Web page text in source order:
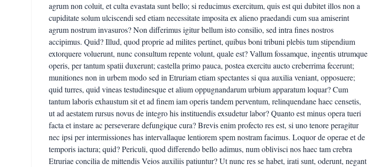
agrum non coluit, et culta evastata sunt bello; si reducimus exercitum, quis est qui dubitet illos non a
cupiditate solum ulciscendi sed etiam necessitate imposita ex alieno praedandi cum sua amiserint
agrum nostrum invasuros? Non differimus igitur bellum isto consilio, sed intra fines nostros
accipimus. Quid? Illud, quod proprie ad milites pertinet, quibus boni tribuni plebis tum stipendium
extorquere voluerunt, nunc consultum repente volunt, quale est? Vallum fossamque, ingentis utrumque
operis, per tantum spatii duxerunt; castella primo pauca, postea exercitu aucto creberrima fecerunt;
munitiones non in urbem modo sed in Etruriam etiam spectantes si qua auxilia veniant, opposuere;
quid turres, quid vineas testudinesque et alium oppugnandarum urbium apparatum loquar? Cum
tantum laboris exhaustum sit et ad finem iam operis tandem perventum, relinquendane haec censetis,
ut ad aestatem rursus novus de integro his instituendis exsudetur labor? Quanto est minus opera tueri
facta et instare ac perseverare defungique cura? Brevis enim profecto res est, si uno tenore peragitur
nec ipsi per intermissiones has intervallaque lentiorem spem nostram facimus. Loquor de operae et de
temporis iactura; quid? Periculi, quod differendo bello adimus, num oblivisci nos haec tam crebra
Etruriae concilia de mittendis Veios auxiliis patiuntur? Ut nunc res se habet, irati sunt, oderunt, negant